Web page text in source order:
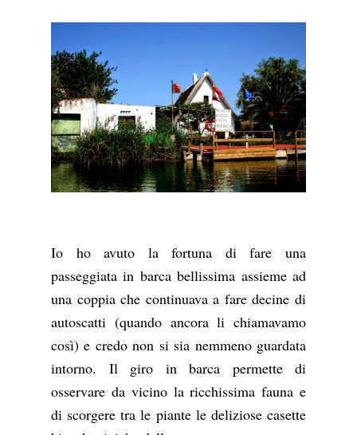
Io ho avuto la fortuna di fare una
passeggiata in barca bellissima assieme ad
una coppia che continuava a fare decine di
autoscatti (quando ancora li chiamavamo
così) e credo non si sia nemmeno guardata
intorno. Il giro in barca permette di
osservare da vicino la ricchissima fauna e
di scorgere tra le piante le deliziose casette